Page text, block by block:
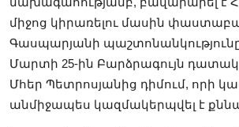
միջոց կիրառելու մասին
Գասպարյանի
Մարտի 25-ին Բարձրագույն
Մհեր Պետրոսյանից դիմում, որի
անմիջապես կազմակերպվել է